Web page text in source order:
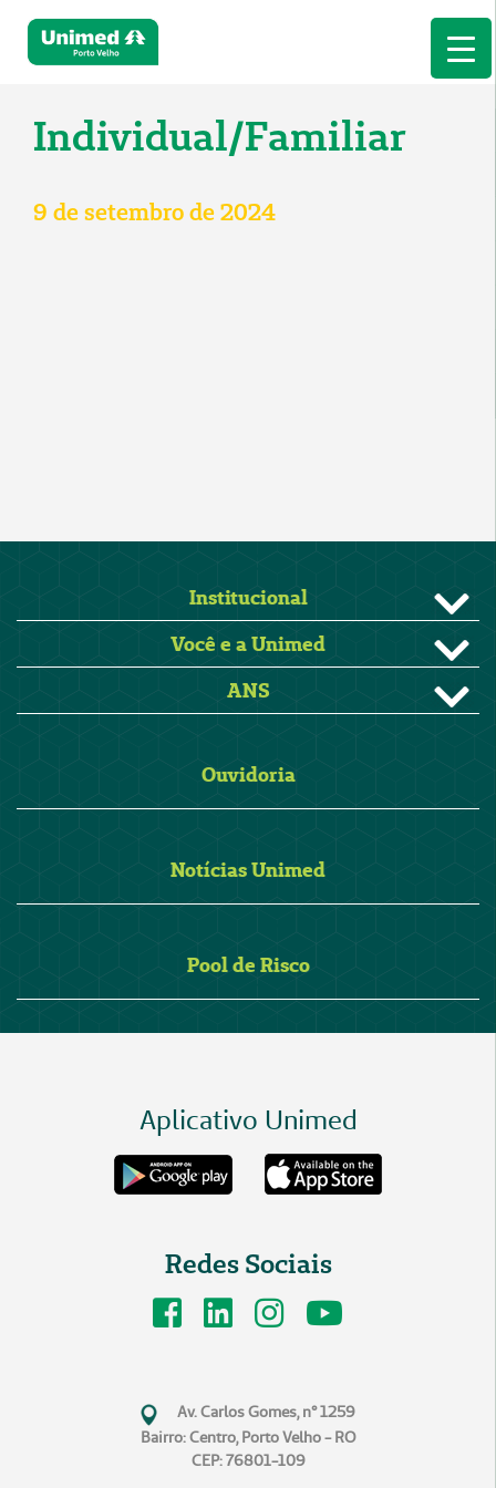
Individual/Familiar
9 de setembro de 2024
Institucional
Você e a Unimed
ANS
Ouvidoria
Notícias Unimed
Pool de Risco
Aplicativo Unimed
Redes Sociais
Av. Carlos Gomes, n° 1259
Bairro: Centro, Porto Velho - RO
CEP: 76801-109